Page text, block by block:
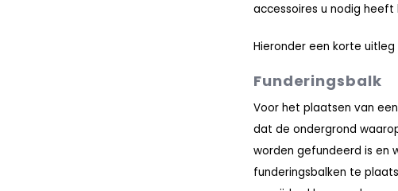
accessoires u nodig
Hieronder een korte
Funderingsbalk
Voor het plaatsen van
dat de ondergrond
worden gefundeerd is en
funderingsbalken te